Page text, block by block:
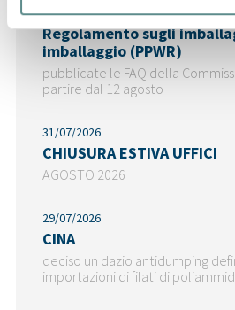
06/08/2026
Regolamento sugli
imballaggio (PPWR)
pubblicate le FAQ della
partire dal 12 agosto
31/07/2026
CHIUSURA ESTIVA UFFICI
AGOSTO 2026
29/07/2026
CINA
deciso un dazio antidumping
importazioni di filati di